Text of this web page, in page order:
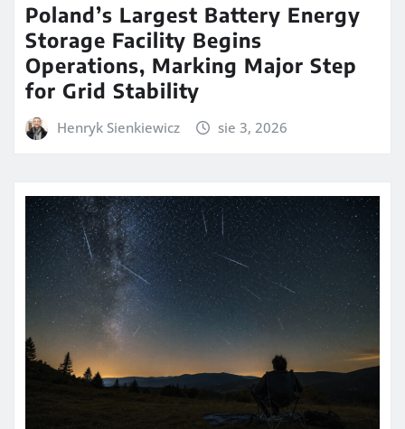
Poland’s Largest Battery Energy
Storage Facility Begins
Operations, Marking Major Step
for Grid Stability
Henryk Sienkiewicz sie 3, 2026